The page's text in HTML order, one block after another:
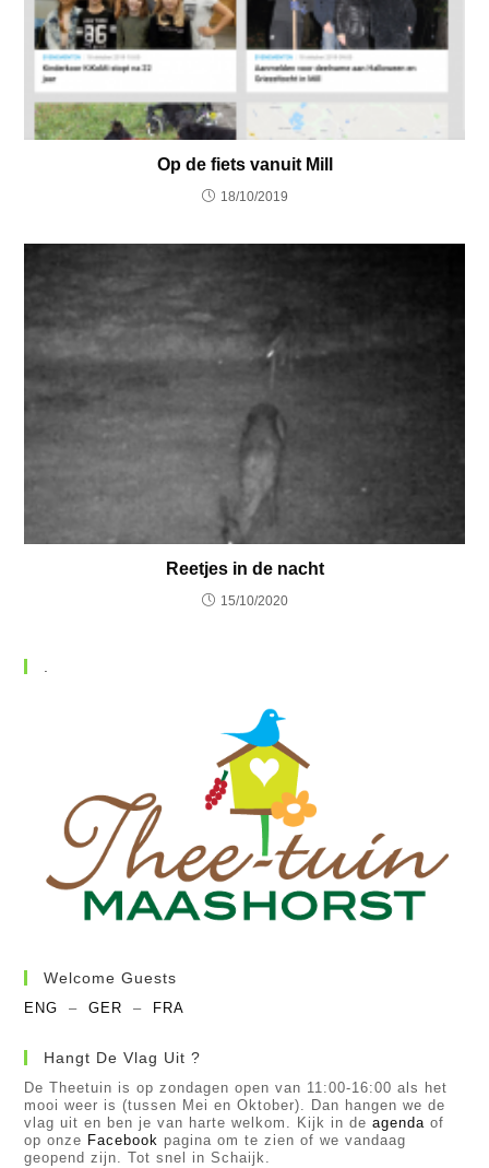
Op de fiets vanuit Mill
18/10/2019
Reetjes in de nacht
15/10/2020
Welcome Guests
ENG –GER – FRA
Hangt De Vlag Uit ?
De Theetuin is op zondagen open van 11:00-16:00 als het
mooi weer is (tussen Mei en Oktober). Dan hangen we de
vlag uit en ben je van harte welkom. Kijk in deagenda of
op onze Facebook pagina om te zien of we vandaag
geopend zijn. Tot snel in Schaijk.